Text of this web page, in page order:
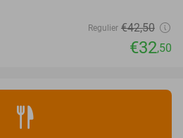
Regulier €42,50
€32,50